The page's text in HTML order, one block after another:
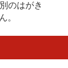
のはがき
。